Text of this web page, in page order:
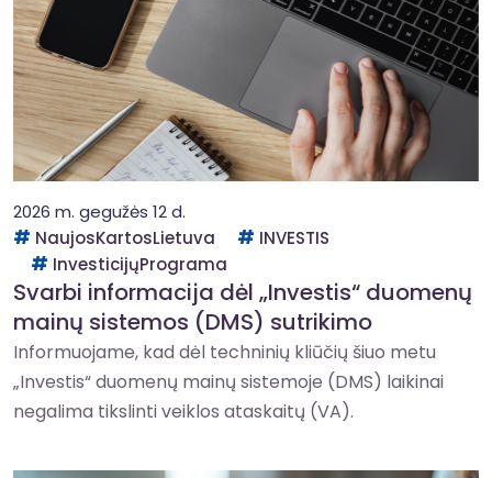
2026 m. gegužės 12 d.
NaujosKartosLietuva
INVESTIS
InvesticijųPrograma
Svarbi informacija dėl „Investis“ duomenų
mainų sistemos (DMS) sutrikimo
Informuojame, kad dėl techninių kliūčių šiuo metu
„Investis“ duomenų mainų sistemoje (DMS) laikinai
negalima tikslinti veiklos ataskaitų (VA).